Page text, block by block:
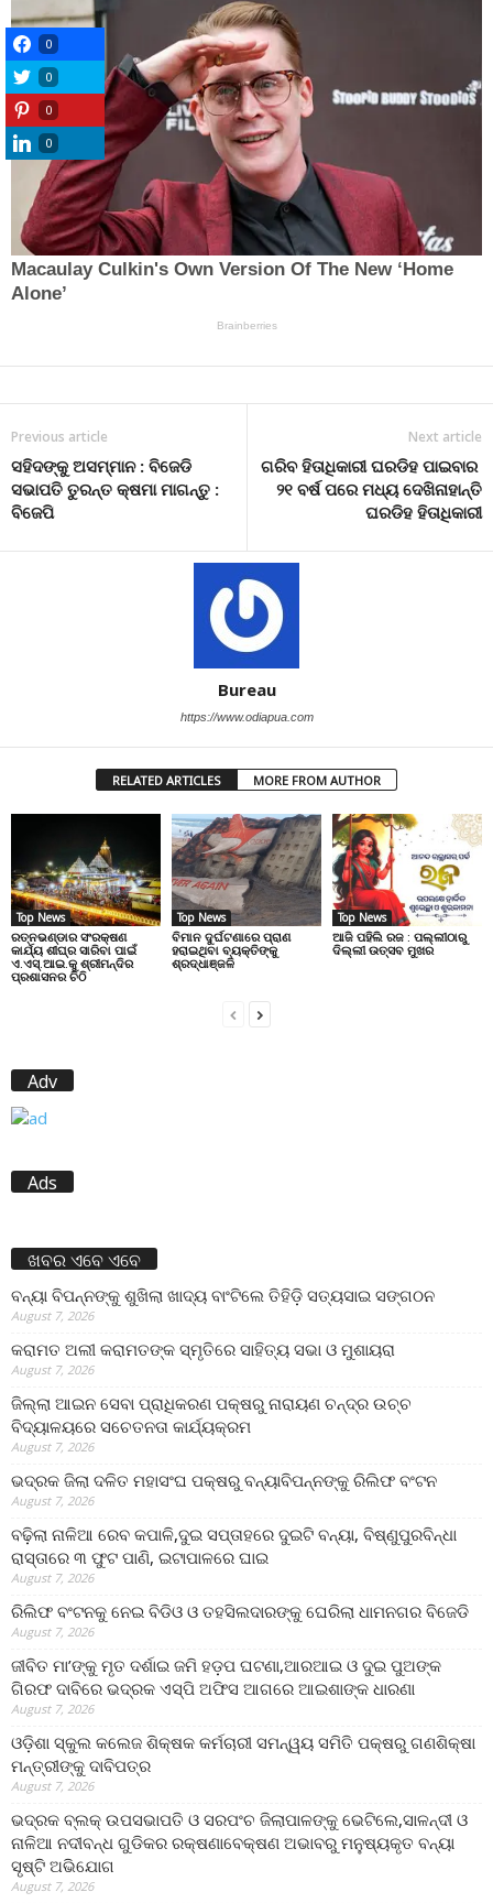
Previous article
ସହିଦଙ୍କୁ ଅସମ୍ମାନ : ବିଜେଡି
ସଭାପତି ତୁରନ୍ତ କ୍ଷମା ମାଗନ୍ତୁ :
ବିଜେପି
Next article
ଗରିବ ହିତାଧିକାରୀ ଘରଡିହ ପାଇବାର
୨୧ ବର୍ଷ ପରେ ମଧ୍ୟ ଦେଖିନାହାନ୍ତି
ଘରଡିହ ହିତାଧିକାରୀ
Bureau
https://www.odiapua.com
RELATED ARTICLES MORE FROM AUTHOR
Top News
ରତ୍ନଭଣ୍ଡାର ସଂରକ୍ଷଣ
କାର୍ଯ୍ୟ ଶୀଘ୍ର ସାରିବା ପାଇଁ
ଏ.ଏସ୍.ଆଇ.କୁ ଶ୍ରୀମନ୍ଦିର
ପ୍ରଶାସନର ଚିଠି
Top News
ବିମାନ ଦୁର୍ଘଟଣାରେ ପ୍ରାଣ
ହରାଇଥିବା ବ୍ୟକ୍ତିଙ୍କୁ
ଶ୍ରଦ୍ଧାଞ୍ଜଳି
Top News
ଆଜି ପହିଲି ରଜ : ପଲ୍ଲୀଠାରୁ
ଦିଲ୍ଲୀ ଉତ୍ସବ ମୁଖର
Adv
Ads
ଖବର ଏବେ ଏବେ
ବନ୍ୟା ବିପନ୍ନଙ୍କୁ ଶୁଖିଲା ଖାଦ୍ୟ ବାଂଟିଲେ ତିହିଡି଼ ସତ୍ୟସାଇ ସଙ୍ଗଠନ
August 7, 2026
କରାମତ ଅଲୀ କରାମତଙ୍କ ସ୍ମୃତିରେ ସାହିତ୍ୟ ସଭା ଓ ମୁଶାୟରା
August 7, 2026
ଜିଲ୍ଲା ଆଇନ ସେବା ପ୍ରାଧିକରଣ ପକ୍ଷରୁ ନାରାୟଣ ଚନ୍ଦ୍ର ଉଚ୍ଚ
ବିଦ୍ୟାଳୟରେ ସଚେତନତା କାର୍ଯ୍ୟକ୍ରମ
August 7, 2026
ଭଦ୍ରକ ଜିଲା ଦଳିତ ମହାସଂଘ ପକ୍ଷରୁ ବନ୍ୟାବିପନ୍ନଙ୍କୁ ରିଲିଫ ବଂଟନ
August 7, 2026
ବଢ଼ିଲା ନାଳିଆ ରେବ କପାଳି,ଦୁଇ ସପ୍ତାହରେ ଦୁଇଟି ବନ୍ୟା, ବିଷ୍ଣୁପୁରବିନ୍ଧା
ରାସ୍ତାରେ ୩ ଫୁଟ ପାଣି, ଇଟାପାଳରେ ଘାଇ
August 7, 2026
ରିଲିଫ ବଂଟନକୁ ନେଇ ବିଡିଓ ଓ ତହସିଲଦାରଙ୍କୁ ଘେରିଲା ଧାମନଗର ବିଜେଡି
August 7, 2026
ଜୀବିତ ମା’ଙ୍କୁ ମୃତ ଦର୍ଶାଇ ଜମି ହଡ଼ପ ଘଟଣା,ଆରଆଇ ଓ ଦୁଇ ପୁଅଙ୍କ
ଗିରଫ ଦାବିରେ ଭଦ୍ରକ ଏସ୍‌ପି ଅଫିସ ଆଗରେ ଆଇଶାଙ୍କ ଧାରଣା
August 7, 2026
ଓଡ଼ିଶା ସ୍କୁଲ କଲେଜ ଶିକ୍ଷକ କର୍ମଚାରୀ ସମନ୍ୱୟ ସମିତି ପକ୍ଷରୁ ଗଣଶିକ୍ଷା
ମନ୍ତ୍ରୀଙ୍କୁ ଦାବିପତ୍ର
August 7, 2026
ଭଦ୍ରକ ବ୍ଲକ୍ ଉପସଭାପତି ଓ ସରପଂଚ ଜିଲାପାଳଙ୍କୁ ଭେଟିଲେ,ସାଳନ୍ଦୀ ଓ
ନାଳିଆ ନଦୀବନ୍ଧ ଗୁଡିକର ରକ୍ଷଣାବେକ୍ଷଣ ଅଭାବରୁ ମନୁଷ୍ୟକୃତ ବନ୍ୟା
ସୃଷ୍ଟି ଅଭିଯୋଗ
August 7, 2026
0
0
0
0